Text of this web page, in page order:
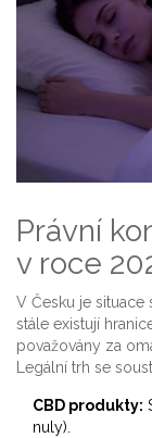
Právní
v roce
V Česku je
stále existují
považovány za
Legální trh se
CBD produkty:
nuly).